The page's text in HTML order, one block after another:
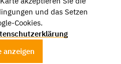
und das Setzen
Cookies.
anzeigen